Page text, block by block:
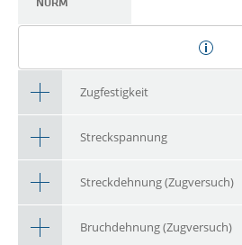
NORM
Zugfestigkeit
Streckspannung
Streckdehnung (Zugversuch)
Bruchdehnung (Zugversuch)